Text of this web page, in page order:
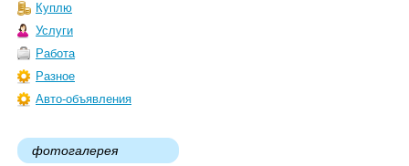
Куплю
Услуги
Работа
Разное
Авто-объявления
фотогалерея